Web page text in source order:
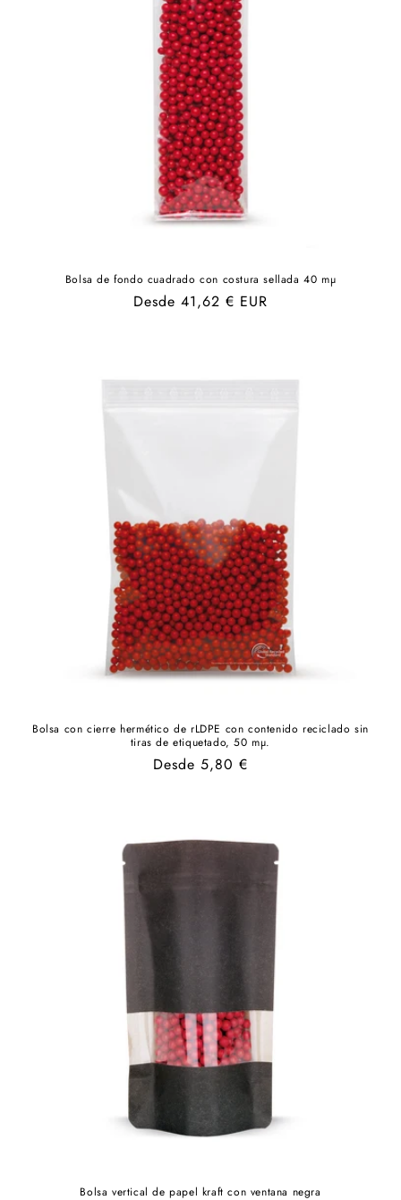
Bolsa de fondo cuadrado con costura sellada 40 mµ
Precio
Desde 41,62 € EUR
Bolsa con cierre hermético de rLDPE con contenido reciclado sin
tiras de etiquetado, 50 mµ.
Precio
Desde 5,80 €
Bolsa vertical de papel kraft con ventana negra